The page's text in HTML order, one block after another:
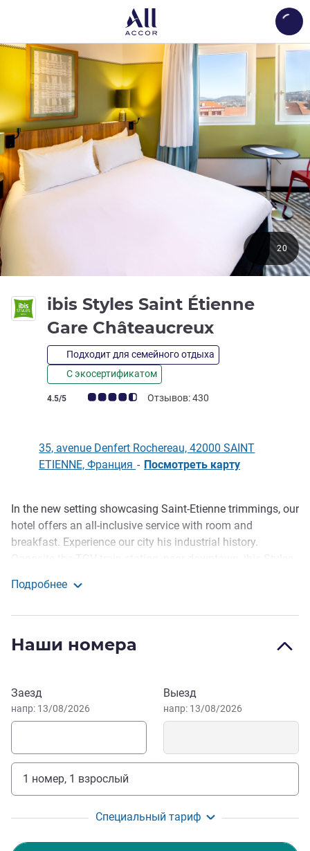
ibis Styles Saint Étienne
Gare Châteaucreux
Подходит для семейного отдыха
С экосертификатом
Примечание: отзывы клиентов (Рейтинг ALL)
4.5/5 Отзывов: 430
20
35, avenue Denfert Rochereau, 42000 SAINT
ETIENNE, Франция - Посмотреть карту
Описание
In the new setting showcasing Saint-Etienne trimmings, our
hotel offers an all-inclusive service with room and
breakfast. Experience our city his industrial history.
cultural and tourist venues of Saint-Etienne and its region.
Come and relax on one of the most technical golf courses
underground" like our miners.
Подробнее
Наши номера
Забронировать этот отель
Заезд
напр: 13/08/2026
Выезд
напр: 13/08/2026
1 номер, 1 взрослый
Специальный тариф